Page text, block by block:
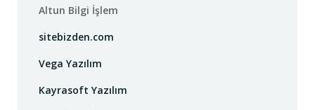
Altun Bilgi İşlem
sitebizden.com
Vega Yazılım
Kayrasoft Yazılım